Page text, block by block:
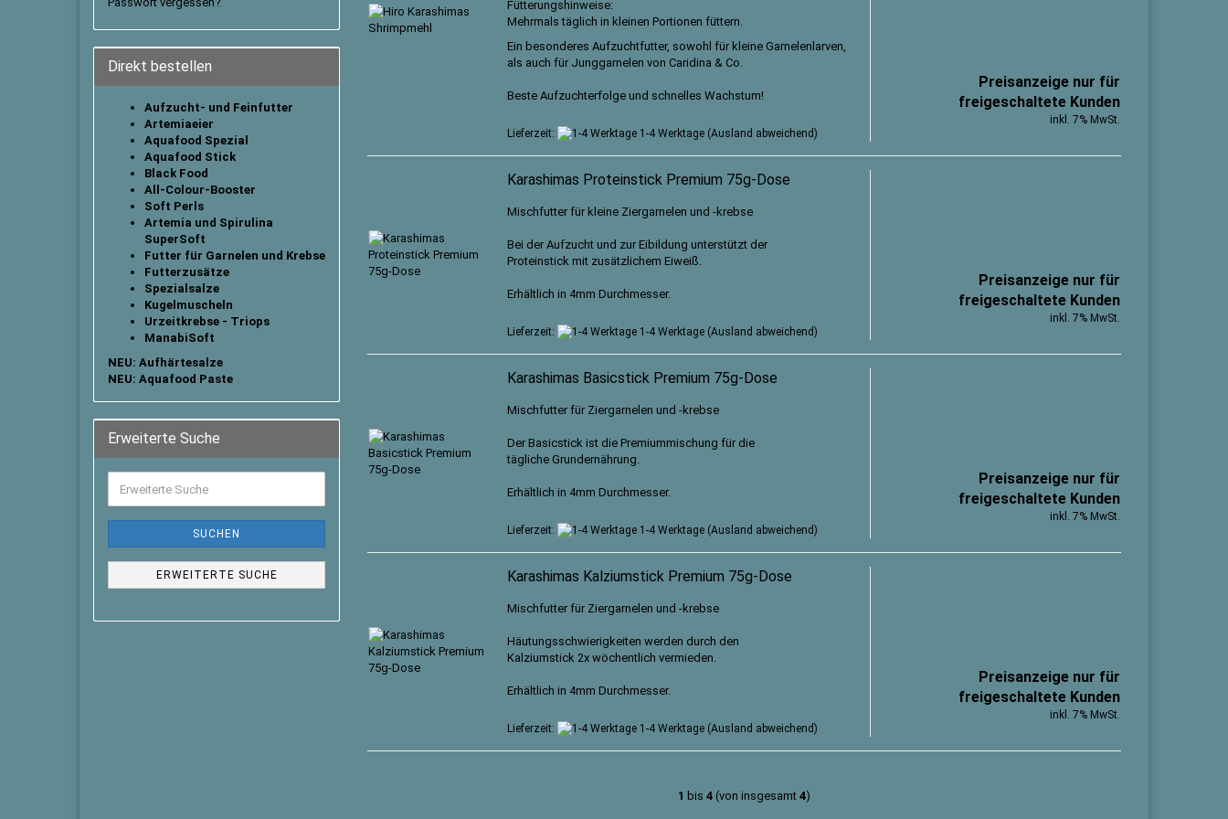
Fütterungshinweise:
Mehrmals täglich in kleinen Portionen füttern.
Ein besonderes Aufzuchtfutter, sowohl für kleine Garnelenlarven,
als auch für Junggarnelen von Caridina & Co.
Beste Aufzuchterfolge und schnelles Wachstum!
Lieferzeit: 1-4 Werktage (Ausland abweichend)
Preisanzeige nur für
freigeschaltete Kunden
inkl. 7% MwSt.
Karashimas Proteinstick Premium 75g-Dose
Mischfutter für kleine Ziergarnelen und -krebse
Bei der Aufzucht und zur Eibildung unterstützt der
Proteinstick mit zusätzlichem Eiweiß.
Erhältlich in 4mm Durchmesser.
Lieferzeit: 1-4 Werktage (Ausland abweichend)
Preisanzeige nur für
freigeschaltete Kunden
inkl. 7% MwSt.
Karashimas Basicstick Premium 75g-Dose
Mischfutter für Ziergarnelen und -krebse
Der Basicstick ist die Premiummischung für die
tägliche Grundernährung.
Erhältlich in 4mm Durchmesser.
Lieferzeit: 1-4 Werktage (Ausland abweichend)
Preisanzeige nur für
freigeschaltete Kunden
inkl. 7% MwSt.
Karashimas Kalziumstick Premium 75g-Dose
Mischfutter für Ziergarnelen und -krebse
Häutungsschwierigkeiten werden durch den
Kalziumstick 2x wöchentlich vermieden.
Erhältlich in 4mm Durchmesser.
Lieferzeit: 1-4 Werktage (Ausland abweichend)
Preisanzeige nur für
freigeschaltete Kunden
inkl. 7% MwSt.
1 bis 4 (von insgesamt 4)
Direkt bestellen
Aufzucht- und Feinfutter
Artemiaeier
Aquafood Spezial
Aquafood Stick
B lack Food
All-Colour-Booster
Soft Perls
Artemia und Spirulina
SuperSoft
Futter für Garnelen und Krebse
Futterzusätze
Spezialsalze
Kugelmuscheln
Urzeitkrebse - Triops
ManabiSoft
NEU: Aufhärtesalze
NEU: Aquafood Paste
Erweiterte Suche
SUCHEN
ERWEITERTE SUCHE